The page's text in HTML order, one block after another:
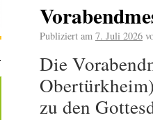
Publiziert am 7. Juli 2026
Die
zu den